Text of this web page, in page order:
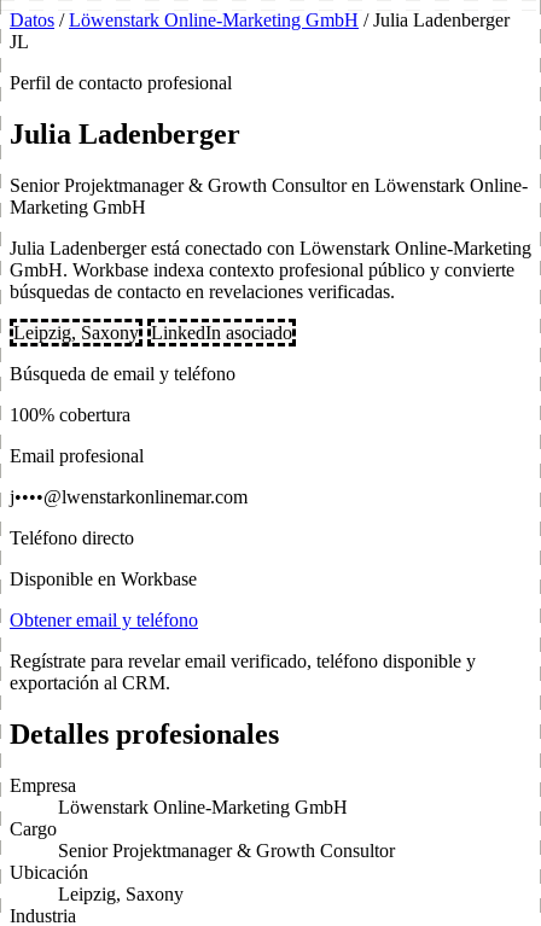
Datos / Löwenstark Online-Marketing GmbH / Julia Ladenberger
JL
Perfil de contacto profesional
Julia Ladenberger
Senior Projektmanager & Growth Consultor en Löwenstark Online-
Marketing GmbH
Julia Ladenberger está conectado con Löwenstark Online-Marketing
GmbH. Workbase indexa contexto profesional público y convierte
búsquedas de contacto en revelaciones verificadas.
Leipzig, Saxony LinkedIn asociado
Búsqueda de email y teléfono
100% cobertura
Email profesional
j••••@lwenstarkonlinemar.com
Teléfono directo
Disponible en Workbase
Obtener email y teléfono
Regístrate para revelar email verificado, teléfono disponible y
exportación al CRM.
Detalles profesionales
Empresa
Löwenstark Online-Marketing GmbH
Cargo
Senior Projektmanager & Growth Consultor
Ubicación
Leipzig, Saxony
Industria